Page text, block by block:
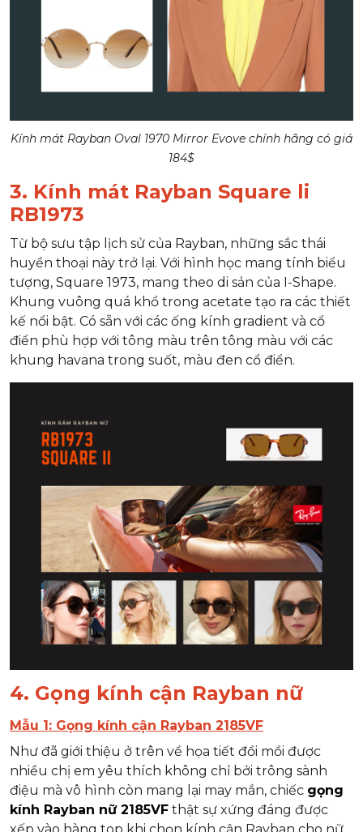
Kính mát Rayban Oval 1970 Mirror Evove chính hãng có giá
184$
3. Kính mát Rayban Square li
RB1973
Từ bộ sưu tập lịch sử của Rayban, những sắc thái
huyền thoại này trở lại. Với hình học mang tính biểu
tượng, Square 1973, mang theo di sản của I-Shape.
Khung vuông quá khổ trong acetate tạo ra các thiết
kế nổi bật. Có sẵn với các ống kính gradient và cổ
điển phù hợp với tông màu trên tông màu với các
khung havana trong suốt, màu đen cổ điển.
4. Gọng kính cận Rayban nữ
Mẫu 1: Gọng kính cận Rayban 2185VF
Như đã giới thiệu ở trên về họa tiết đồi mồi được
nhiều chị em yêu thích không chỉ bởi trông sành
điệu mà vô hình còn mang lại may mắn, chiếc gọng
kính Rayban nữ 2185VF thật sự xứng đáng được